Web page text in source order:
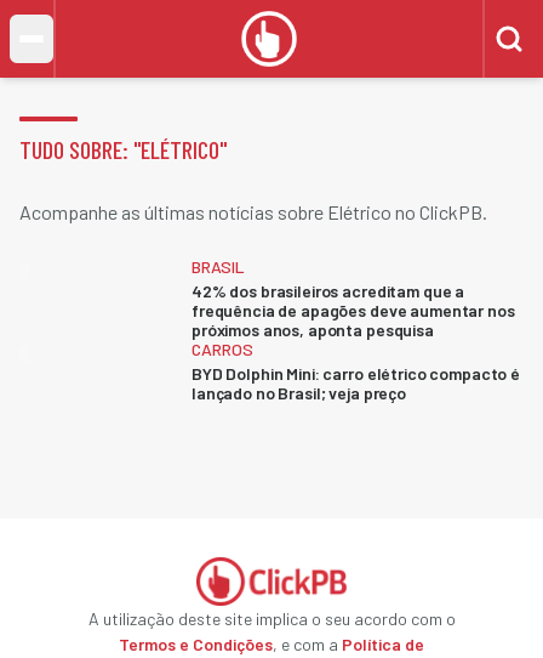
TUDO SOBRE: "ELÉTRICO"
Acompanhe as últimas notícias sobre Elétrico no ClickPB.
BRASIL
42% dos brasileiros acreditam que a
frequência de apagões deve aumentar nos
próximos anos, aponta pesquisa
CARROS
BYD Dolphin Mini: carro elétrico compacto é
lançado no Brasil; veja preço
A utilização deste site implica o seu acordo com o
Termos e Condições, e com a Política de